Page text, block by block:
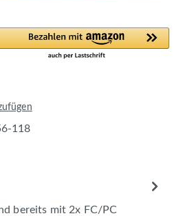
118
bereits mit 2x FC/PC